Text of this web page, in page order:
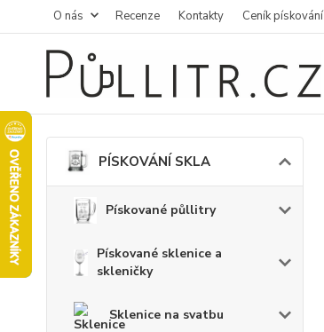
O nás Recenze Kontakty Ceník pískování
PÍSKOVÁNÍ SKLA
Pískované půllitry
Pískované sklenice a
skleničky
Sklenice na svatbu